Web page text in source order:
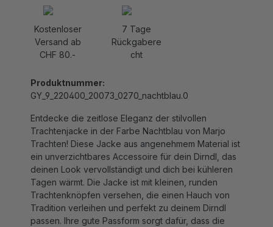
Kostenloser
Versand ab
CHF 80.-
7 Tage
Rückgabere
cht
GY_9_220400_20073_0270_nachtblau.0
Trachtenjacke in der Farbe Nachtblau von Marjo
Trachten! Diese Jacke aus angenehmem Material ist
ein unverzichtbares Accessoire für dein Dirndl, das
deinen Look vervollständigt und dich bei kühleren
Tagen wärmt. Die Jacke ist mit kleinen, runden
Trachtenknöpfen versehen, die einen Hauch von
Tradition verleihen und perfekt zu deinem Dirndl
passen. Ihre gute Passform sorgt dafür, dass die
Jacke schön anliegt und dein Dirndl perfekt in